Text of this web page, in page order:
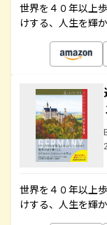
世界を４０年以上
けする、人生を輝
世界を４０年以上
けする、人生を輝